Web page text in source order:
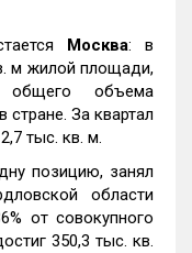
Москва: в
м жилой площади,
общего объема
стране. За квартал
тыс. кв. м.
позицию, занял
области
от совокупного
350,3 тыс. кв.